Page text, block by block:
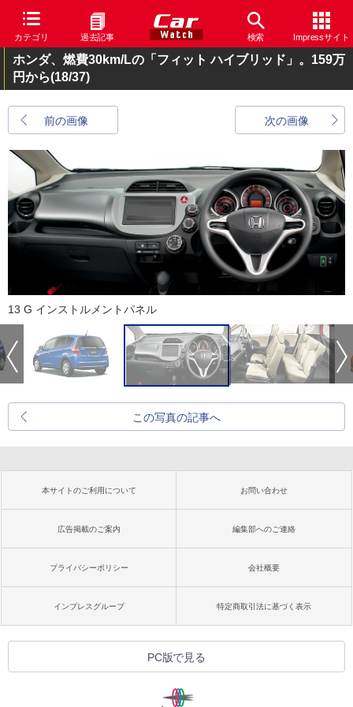
カテゴリ 過去記事 検索 Impressサイト
ホンダ、燃費30km/Lの「フィット ハイブリッド」。159万
円から(18/37)
前の画像 次の画像
13 G インストルメントパネル
この写真の記事へ
本サイトのご利用について お問い合わせ
広告掲載のご案内 編集部へのご連絡
プライバシーポリシー 会社概要
インプレスグループ 特定商取引法に基づく表示
PC版で見る